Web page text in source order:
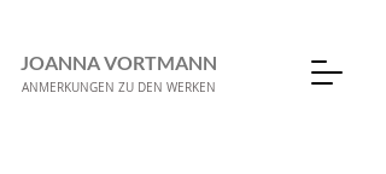
JOANNA VORTMANN
ANMERKUNGEN ZU DEN WERKEN